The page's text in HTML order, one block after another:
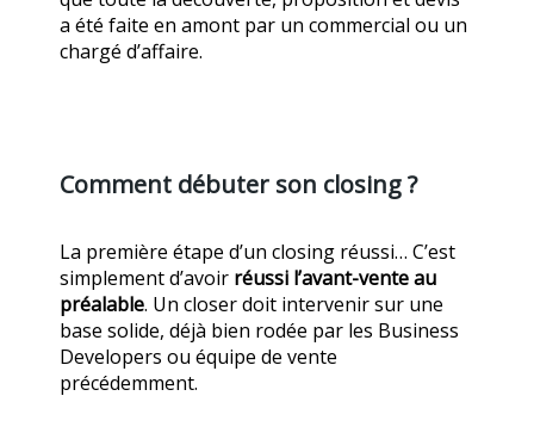
a été faite en amont par un commercial ou un
chargé d’affaire.
Comment débuter son closing ?
La première étape d’un closing réussi… C’est
simplement d’avoir réussi l’avant-vente au
préalable. Un closer doit intervenir sur une
base solide, déjà bien rodée par les Business
Developers ou équipe de vente
précédemment.